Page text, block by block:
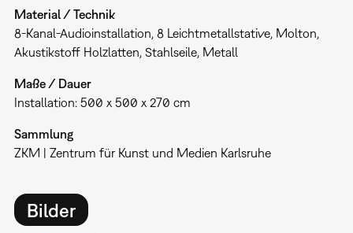
Material / Technik
8-Kanal-Audioinstallation, 8 Leichtmetallstative, Molton,
Akustikstoff Holzlatten, Stahlseile, Metall
Maße / Dauer
Installation: 500 x 500 x 270 cm
Sammlung
ZKM | Zentrum für Kunst und Medien Karlsruhe
Bilder